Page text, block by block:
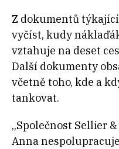
Z dokumentů
vyčíst, kudy
vztahuje na deset
Další dokumenty
včetně toho, kde a
tankovat.
„Společnost Sellier
Anna